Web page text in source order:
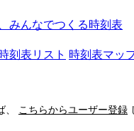
みんなでつくる時刻表
刻表リスト 時刻表マッ
、 こちらからユーザー登録